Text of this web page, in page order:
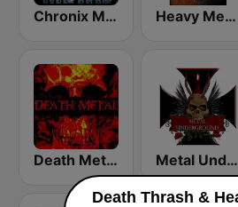
Chronix Metal Heavy Metal Music - Radio
Death Metal! Metal Underground